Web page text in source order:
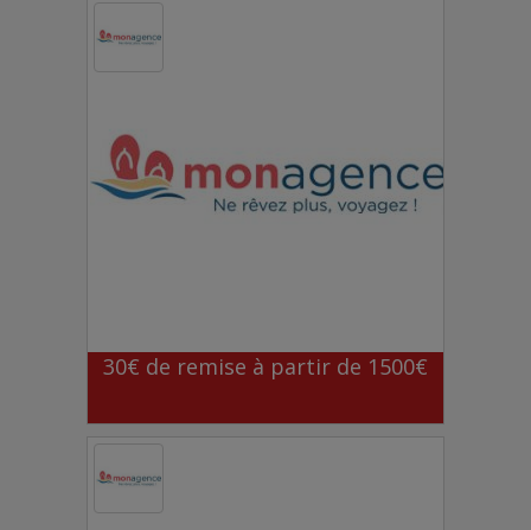
30€ de remise à partir de 1500€